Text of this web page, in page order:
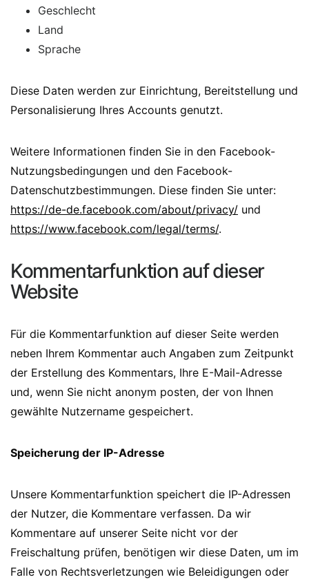
Geschlecht
Land
Sprache
Diese Daten werden zur Einrichtung, Bereitstellung und
Personalisierung Ihres Accounts genutzt.
Weitere Informationen finden Sie in den Facebook-
Nutzungsbedingungen und den Facebook-
Datenschutzbestimmungen. Diese finden Sie unter:
https://de-de.facebook.com/about/privacy/ und
https://www.facebook.com/legal/terms/.
Kommentarfunktion auf dieser
Website
Für die Kommentarfunktion auf dieser Seite werden
neben Ihrem Kommentar auch Angaben zum Zeitpunkt
der Erstellung des Kommentars, Ihre E-Mail-Adresse
und, wenn Sie nicht anonym posten, der von Ihnen
gewählte Nutzername gespeichert.
Speicherung der IP-Adresse
Unsere Kommentarfunktion speichert die IP-Adressen
der Nutzer, die Kommentare verfassen. Da wir
Kommentare auf unserer Seite nicht vor der
Freischaltung prüfen, benötigen wir diese Daten, um im
Falle von Rechtsverletzungen wie Beleidigungen oder